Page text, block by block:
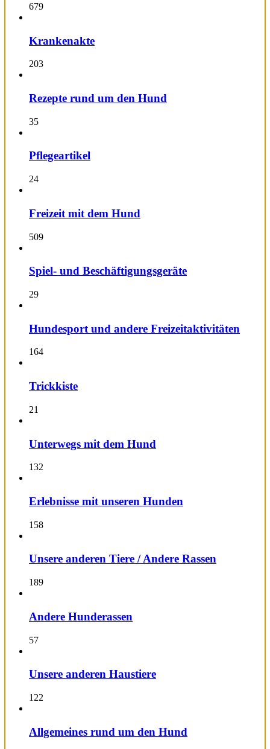
679
Krankenakte
203
Rezepte rund um den Hund
35
Pflegeartikel
24
Freizeit mit dem Hund
509
Spiel- und Beschäftigungsgeräte
29
Hundesport und andere Freizeitaktivitäten
164
Trickkiste
21
Unterwegs mit dem Hund
132
Erlebnisse mit unseren Hunden
158
Unsere anderen Tiere / Andere Rassen
189
Andere Hunderassen
57
Unsere anderen Haustiere
122
Allgemeines rund um den Hund